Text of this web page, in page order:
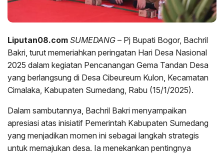
Liputan08.com SUMEDANG – Pj Bupati Bogor, Bachril
Bakri, turut memeriahkan peringatan Hari Desa Nasional
2025 dalam kegiatan Pencanangan Gema Tandan Desa
yang berlangsung di Desa Cibeureum Kulon, Kecamatan
Cimalaka, Kabupaten Sumedang, Rabu (15/1/2025).
Dalam sambutannya, Bachril Bakri menyampaikan
apresiasi atas inisiatif Pemerintah Kabupaten Sumedang
yang menjadikan momen ini sebagai langkah strategis
untuk memajukan desa. Ia menekankan pentingnya